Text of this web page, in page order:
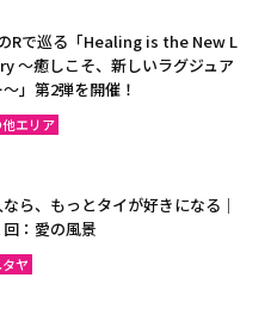
Rで巡る「Healing is the New L
～癒しこそ、新しいラグジュア
〜」第2弾を開催！
エリア
なら、もっとタイが好きになる｜
：愛の風景
ヤ